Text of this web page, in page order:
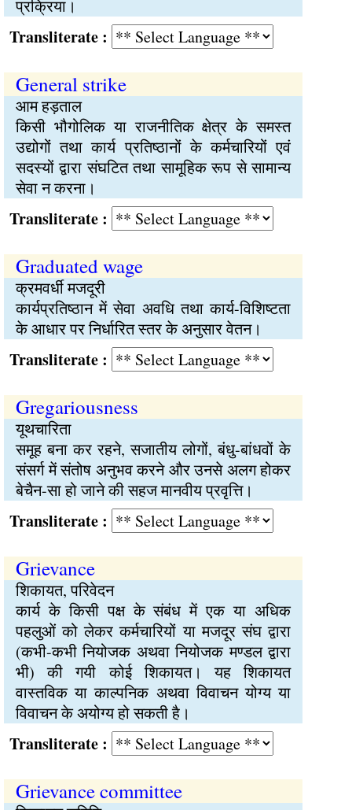
प्रक्रिया।
:
General strike
आम हड़ताल
किसी भौगोलिक या राजनीतिक क्षेत्र के समस्त
उद्योगों तथा कार्य प्रतिष्ठानों के कर्मचारियों एवं
सदस्यों द्वारा संघटित तथा सामूहिक रूप से सामान्य
सेवा न करना।
:
Graduated wage
क्रमवर्धी मजदूरी
कार्यप्रतिष्ठान में सेवा अवधि तथा कार्य-विशिष्टता
के आधार पर निर्धारित स्तर के अनुसार वेतन।
:
Gregariousness
यूथचारिता
समूह बना कर रहने, सजातीय लोगों, बंधु-बांधवों के
संसर्ग में संतोष अनुभव करने और उनसे अलग होकर
बेचैन-सा हो जाने की सहज मानवीय प्रवृत्ति।
:
Grievance
शिकायत, परिवेदन
कार्य के किसी पक्ष के संबंध में एक या अधिक
पहलुओं को लेकर कर्मचारियों या मजदूर संघ द्वारा
(कभी-कभी नियोजक अथवा नियोजक मण्डल द्वारा
भी) की गयी कोई शिकायत। यह शिकायत
वास्तविक या काल्पनिक अथवा विवाचन योग्य या
विवाचन के अयोग्य हो सकती है।
:
Grievance committee